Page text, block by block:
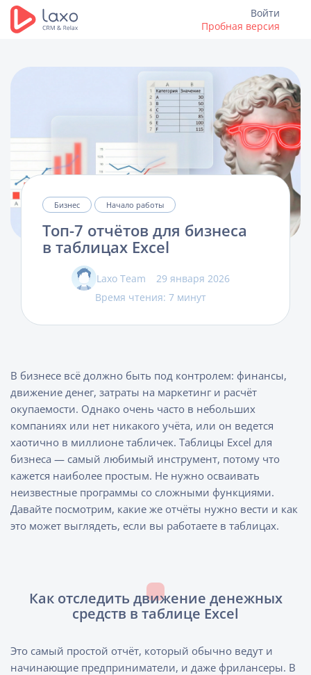
Войти
Пробная версия
Бизнес Начало работы
Топ-7 отчётов для бизнеса
в таблицах Excel
Laxo Team
29 января 2026
Время чтения: 7 минут
В бизнесе всё должно быть под контролем: финансы,
движение денег, затраты на маркетинг и расчёт
окупаемости. Однако очень часто в небольших
компаниях или нет никакого учёта, или он ведется
хаотично в миллионе табличек. Таблицы Excel для
бизнеса — самый любимый инструмент, потому что
кажется наиболее простым. Не нужно осваивать
неизвестные программы со сложными функциями.
Давайте посмотрим, какие же отчёты нужно вести и как
это может выглядеть, если вы работаете в таблицах.
Как отследить движение денежных
средств в таблице Excel
Это самый простой отчёт, который обычно ведут и
начинающие предприниматели, и даже фрилансеры. В